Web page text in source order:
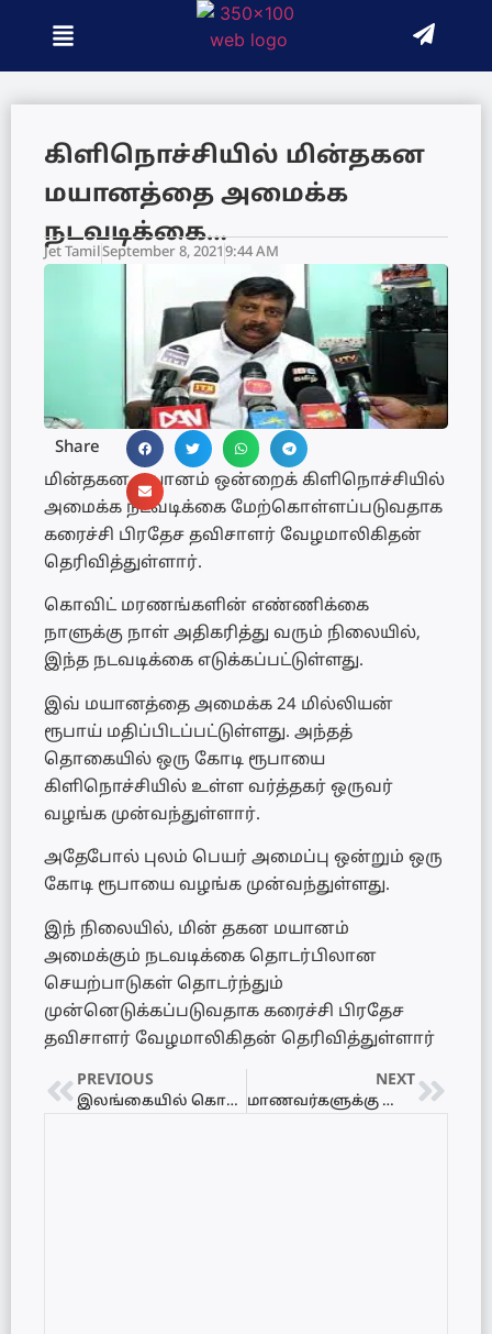
கிளிநொச்சியில் மின்தகன
மயானத்தை அமைக்க
நடவடிக்கை…
Jet TamilSeptember 8, 20219:44 AM
Share
மின்தகன மயானம் ஒன்றைக் கிளிநொச்சியில்
அமைக்க நடவடிக்கை மேற்கொள்ளப்படுவதாக
கரைச்சி பிரதேச தவிசாளர் வேழமாலிகிதன்
தெரிவித்துள்ளார்.
கொவிட் மரணங்களின் எண்ணிக்கை
நாளுக்கு நாள் அதிகரித்து வரும் நிலையில்,
இந்த நடவடிக்கை எடுக்கப்பட்டுள்ளது.
இவ் மயானத்தை அமைக்க 24 மில்லியன்
ரூபாய் மதிப்பிடப்பட்டுள்ளது. அந்தத்
தொகையில் ஒரு கோடி ரூபாயை
கிளிநொச்சியில் உள்ள வர்த்தகர் ஒருவர்
வழங்க முன்வந்துள்ளார்.
அதேபோல் புலம் பெயர் அமைப்பு ஒன்றும் ஒரு
கோடி ரூபாயை வழங்க முன்வந்துள்ளது.
இந் நிலையில், மின் தகன மயானம்
அமைக்கும் நடவடிக்கை தொடர்பிலான
செயற்பாடுகள் தொடர்ந்தும்
முன்னெடுக்கப்படுவதாக கரைச்சி பிரதேச
தவிசாளர் வேழமாலிகிதன் தெரிவித்துள்ளார்
PREVIOUS
இலங்கையில் கொவிட் தொற்றால் 10 ஆயிரத்து 504 பேர் உயிரிழப்பு…
NEXT
மாணவர்களுக்கு கொவிட் தடுப்பூசி தொடர்பில் வெளியான முக்கிய தகவல்!